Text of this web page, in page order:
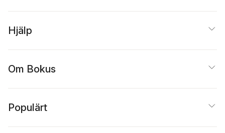
Hjälp
Om Bokus
Populärt